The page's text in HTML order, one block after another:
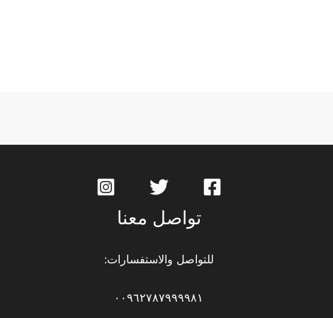
تواصل معنا
للتواصل والاستفسارات:
٠٠٩٦٢٧٨٧٩٩٩٩٨١